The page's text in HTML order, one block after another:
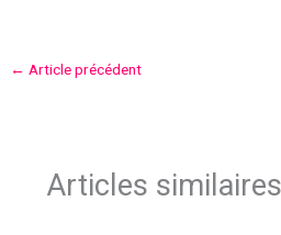
← Article précédent
Articles similaires